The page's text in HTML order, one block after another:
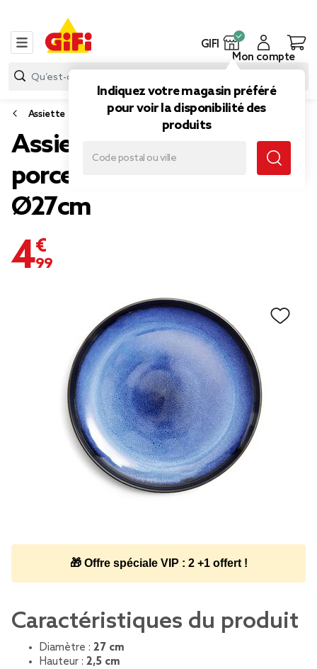
GIFI
Indiquez votre magasin préféré
pour voir la disponibilité des
produits
Mon compte
Assiette
Assiette plate Meteor
porcelaine noire et bleue
Ø27cm
4,99 €
🎁 Offre spéciale VIP : 2 +1 offert !
Caractéristiques du produit
Diamètre : 27 cm
Hauteur : 2,5 cm